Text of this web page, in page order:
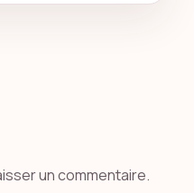
un commentaire.